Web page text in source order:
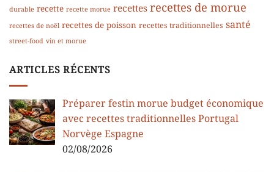
durable recette recette morue recettes recettes de morue
recettes de noël recettes de poisson recettes traditionnelles santé
street-food vin et morue
ARTICLES RÉCENTS
Préparer festin morue budget économique
avec recettes traditionnelles Portugal
Norvège Espagne
02/08/2026